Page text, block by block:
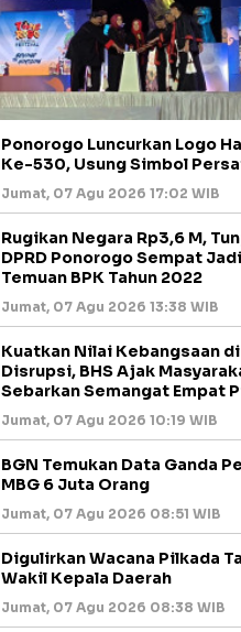
Ponorogo Luncurkan Logo
Ke-530, Usung Simbol
Jumat, 07 Agu 2026 17:02 WIB
Rugikan Negara Rp3,6 M,
DPRD Ponorogo Sempat Jadi
Temuan BPK Tahun 2022
Jumat, 07 Agu 2026 13:38 WIB
Kuatkan Nilai Kebangsaan di
Disrupsi, BHS Ajak
Sebarkan Semangat Empat
Jumat, 07 Agu 2026 10:19 WIB
BGN Temukan Data Ganda
MBG 6 Juta Orang
Jumat, 07 Agu 2026 08:51 WIB
Digulirkan Wacana Pilkada
Wakil Kepala Daerah
Jumat, 07 Agu 2026 08:38 WIB